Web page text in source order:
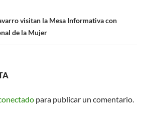
visitan la Mesa Informativa con
de la Mujer
para publicar un comentario.